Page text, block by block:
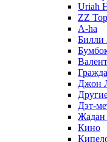
Uriah
ZZ Top
А-ha
Джон
Дэт-
Жадан
Кино